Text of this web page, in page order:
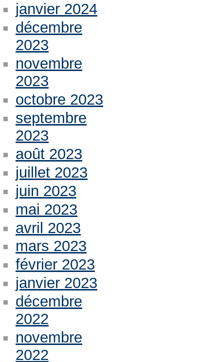
janvier 2024
décembre
2023
novembre
2023
octobre 2023
septembre
2023
août 2023
juillet 2023
juin 2023
mai 2023
avril 2023
mars 2023
février 2023
janvier 2023
décembre
2022
novembre
2022